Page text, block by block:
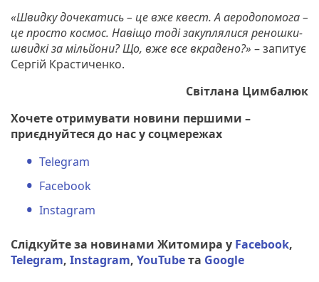
«Швидку дочекатись – це вже квест. А аеродопомога –
це просто космос. Навіщо тоді закуплялися реношки-
швидкі за мільйони? Що, вже все вкрадено?» – запитує
Сергій Крастиченко.
Світлана Цимбалюк
Хочете отримувати новини першими –
приєднуйтеся до нас у соцмережах
Telegram
Facebook
Instagram
Слідкуйте за новинами Житомира у Facebook,
Telegram, Instagram, YouTubeта Google